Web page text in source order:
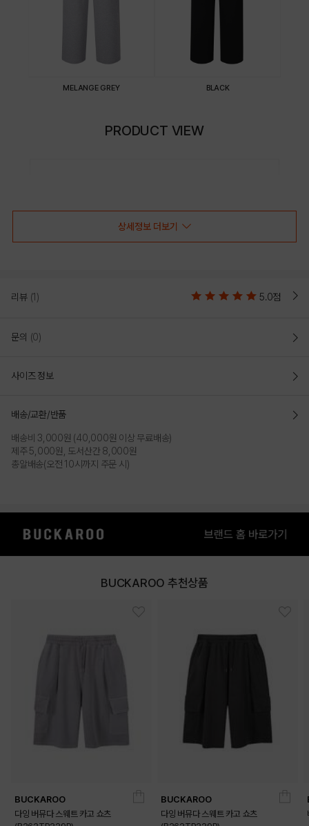
MELANGE GREY BLACK
PRODUCT VIEW
상세정보 더보기
리뷰 (1) 5.0점
문의 (0)
사이즈 정보
배송/교환/반품
배송비 3,000원 (40,000원 이상 무료배송)
제주 5,000원, 도서산간 8,000원
총알배송(오전 10시까지 주문 시)
BUCKAROO 추천상품
BUCKAROO
다잉 버뮤다 스웨트 카고 쇼츠
BUCKAROO
다잉 버뮤다 스웨트 카고 쇼츠